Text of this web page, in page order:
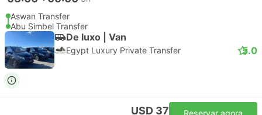
Aswan Transfer
Abu Simbel Transfer
De luxo | Van
Egypt Luxury Private Transfer 5.0
USD 37 Reservar agora